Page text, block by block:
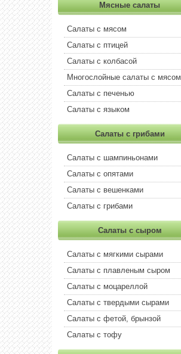
Мясные салаты
Салаты с мясом
Салаты с птицей
Салаты с колбасой
Многослойные салаты с мясом
Салаты с печенью
Салаты с языком
Салаты с грибами
Салаты с шампиньонами
Салаты с опятами
Салаты с вешенками
Салаты с грибами
Салаты с сыром
Салаты с мягкими сырами
Салаты с плавленым сыром
Салаты с моцареллой
Салаты с твердыми сырами
Салаты с фетой, брынзой
Салаты с тофу